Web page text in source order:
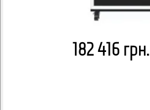
182 416 грн.